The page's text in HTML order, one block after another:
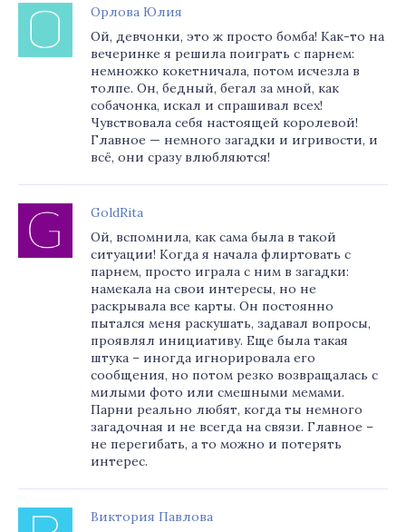
Орлова Юлия
Ой, девчонки, это ж просто бомба! Как-то на
вечеринке я решила поиграть с парнем:
немножко кокетничала, потом исчезла в
толпе. Он, бедный, бегал за мной, как
собачонка, искал и спрашивал всех!
Чувствовала себя настоящей королевой!
Главное — немного загадки и игривости, и
всё, они сразу влюбляются!
GoldRita
Ой, вспомнила, как сама была в такой
ситуации! Когда я начала флиртовать с
парнем, просто играла с ним в загадки:
намекала на свои интересы, но не
раскрывала все карты. Он постоянно
пытался меня раскушать, задавал вопросы,
проявлял инициативу. Еще была такая
штука – иногда игнорировала его
сообщения, но потом резко возвращалась с
милыми фото или смешными мемами.
Парни реально любят, когда ты немного
загадочная и не всегда на связи. Главное –
не перегибать, а то можно и потерять
интерес.
Виктория Павлова